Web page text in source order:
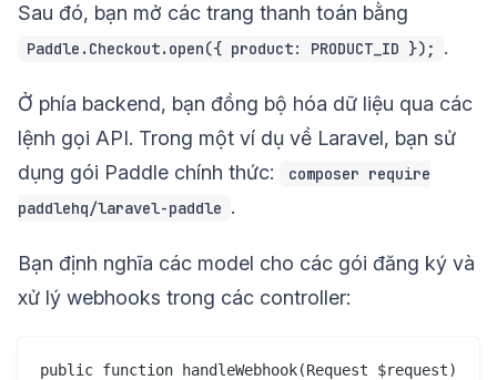
Sau đó, bạn mở các trang thanh toán bằng
Paddle.Checkout.open({ product: PRODUCT_ID }); .
Ở phía backend, bạn đồng bộ hóa dữ liệu qua các
lệnh gọi API. Trong một ví dụ về Laravel, bạn sử
dụng gói Paddle chính thức:
composer require
paddlehq/laravel-paddle .
Bạn định nghĩa các model cho các gói đăng ký và
xử lý webhooks trong các controller:
public function handleWebhook(Request $request)